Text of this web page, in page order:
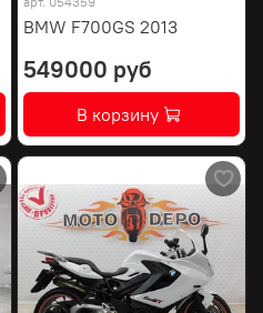
BMW F700GS 2013
549000 руб
В корзину